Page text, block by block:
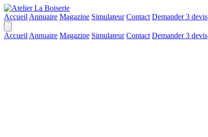
Accueil Annuaire Magazine Simulateur Contact Demander 3 devis
Accueil Annuaire Magazine Simulateur Contact Demander 3 devis